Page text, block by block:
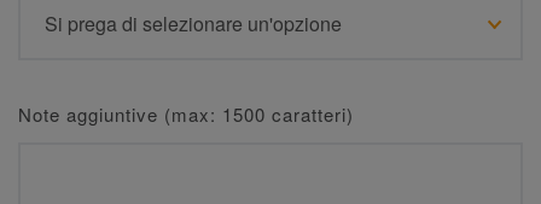
Note aggiuntive (max: 1500 caratteri)